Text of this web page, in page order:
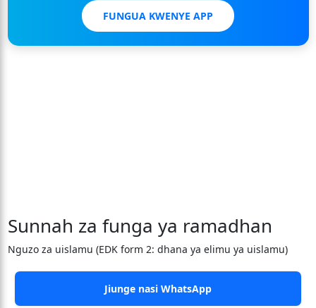
FUNGUA KWENYE APP
Sunnah za funga ya ramadhan
Nguzo za uislamu (EDK form 2: dhana ya elimu ya uislamu)
Jiunge nasi WhatsApp